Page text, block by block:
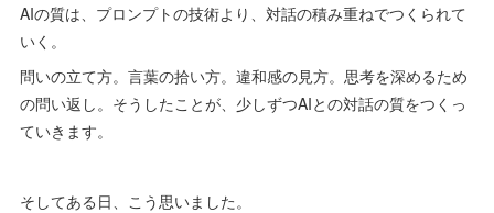
AIの質は、プロンプトの技術より、対話の積み重ねでつくられて
いく。
問いの立て方。言葉の拾い方。違和感の見方。思考を深めるため
の問い返し。そうしたことが、少しずつAIとの対話の質をつくっ
ていきます。
そしてある日、こう思いました。